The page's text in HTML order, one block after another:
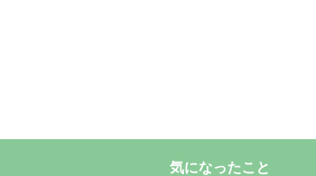
気になったこと